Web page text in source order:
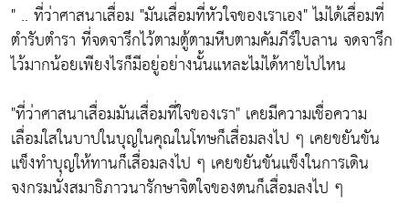
" .. ที่ว่าศาสนาเสื่อม "มันเสื่อมที่หัวใจของเราเอง"ไม่ได้เสื่อมที่
ตำรับตำรา ที่จดจารึกไว้ตามตู้ตามหีบตามคัมภีร์ใบลาน จดจารึก
ไว้มากน้อยเพียงไรก็มีอยู่อย่างนั้นแหละไม่ได้หายไปไหน
"ที่ว่าศาสนาเสื่อมมันเสื่อมที่ใจของเรา" เคยมีความเชื่อความ
เลื่อมใสในบาปในบุญในคุณในโทษก็เสื่อมลงไป ๆ เคยขยันขัน
แข็งทำบุญให้ทานก็เสื่อมลงไป ๆ เคยขยันขันแข็งในการเดิน
จงกรมนั่งสมาธิภาวนารักษาจิตใจของตนก็เสื่อมลงไป ๆ